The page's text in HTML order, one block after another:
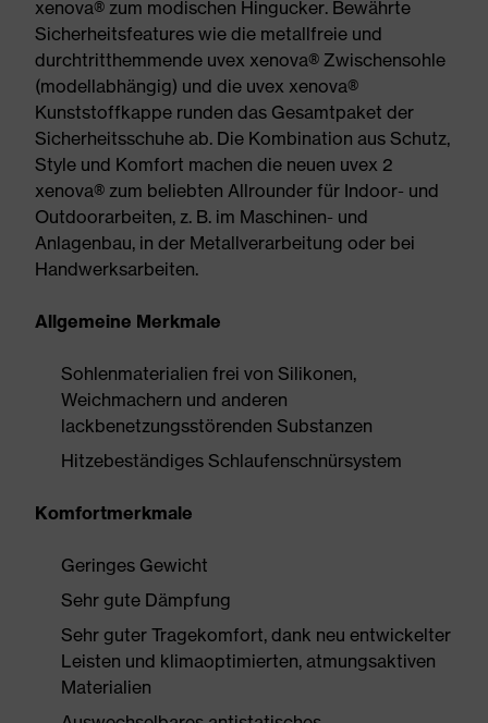
xenova® zum modischen Hingucker. Bewährte
Sicherheitsfeatures wie die metallfreie und
durchtritthemmende uvex xenova® Zwischensohle
(modellabhängig) und die uvex xenova®
Kunststoffkappe runden das Gesamtpaket der
Sicherheitsschuhe ab. Die Kombination aus Schutz,
Style und Komfort machen die neuen uvex 2
xenova® zum beliebten Allrounder für Indoor- und
Outdoorarbeiten, z. B. im Maschinen- und
Anlagenbau, in der Metallverarbeitung oder bei
Handwerksarbeiten.
Allgemeine Merkmale
Sohlenmaterialien frei von Silikonen,
Weichmachern und anderen
lackbenetzungsstörenden Substanzen
Hitzebeständiges Schlaufenschnürsystem
Komfortmerkmale
Geringes Gewicht
Sehr gute Dämpfung
Sehr guter Tragekomfort, dank neu entwickelter
Leisten und klimaoptimierten, atmungsaktiven
Materialien